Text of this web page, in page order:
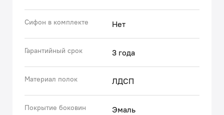
Сифон приобретается отдельно. Подходят сифоны
IDDIS® арт. 900BVG0010VD, 902BV750VD,
900B000010VD (выпуск приобретается отдельно).
(с) Авторский текст, май 2026 г.
Сифон в комплекте Нет
Гарантийный срок 3 года
Материал полок ЛДСП
Покрытие боковин Эмаль